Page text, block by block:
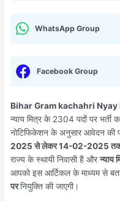
WhatsApp Group
Facebook Group
Bihar Gram kachahri
न्याय मित्र के 2304 पदों पर भर्ती
नोटिफिकेशन के अनुसार आवेदन की
2025 से लेकर 14-02-2025
राज्य के स्थायी निवासी हैं औरन्याय
आपको इस आर्टिकल के माध्यम से
परनियुक्ति की जाएगी।